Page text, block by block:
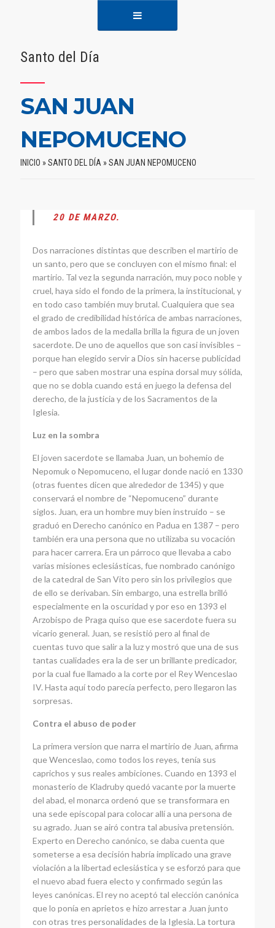
Santo del Día
SAN JUAN
NEPOMUCENO
INICIO »SANTO DEL DÍA »SAN JUAN NEPOMUCENO
20 DE MARZO.
Dos narraciones distintas que describen el martirio de
un santo, pero que se concluyen con el mismo final: el
martirio. Tal vez la segunda narración, muy poco noble y
cruel, haya sido el fondo de la primera, la institucional, y
en todo caso también muy brutal. Cualquiera que sea
el grado de credibilidad histórica de ambas narraciones,
de ambos lados de la medalla brilla la figura de un joven
sacerdote. De uno de aquellos que son casi invisibles –
porque han elegido servir a Dios sin hacerse publicidad
– pero que saben mostrar una espina dorsal muy sólida,
que no se dobla cuando está en juego la defensa del
derecho, de la justicia y de los Sacramentos de la
Iglesia.
Luz en la sombra
El joven sacerdote se llamaba Juan, un bohemio de
Nepomuk o Nepomuceno, el lugar donde nació en 1330
(otras fuentes dicen que alrededor de 1345) y que
conservará el nombre de “Nepomuceno” durante
siglos. Juan, era un hombre muy bien instruido – se
graduó en Derecho canónico en Padua en 1387 – pero
también era una persona que no utilizaba su vocación
para hacer carrera. Era un párroco que llevaba a cabo
varias misiones eclesiásticas, fue nombrado canónigo
de la catedral de San Vito pero sin los privilegios que
de ello se derivaban. Sin embargo, una estrella brilló
especialmente en la oscuridad y por eso en 1393 el
Arzobispo de Praga quiso que ese sacerdote fuera su
vicario general. Juan, se resistió pero al final de
cuentas tuvo que salir a la luz y mostró que una de sus
tantas cualidades era la de ser un brillante predicador,
por la cual fue llamado a la corte por el Rey Wenceslao
IV. Hasta aquí todo parecía perfecto, pero llegaron las
sorpresas.
Contra el abuso de poder
La primera version que narra el martirio de Juan, afirma
que Wenceslao, como todos los reyes, tenía sus
caprichos y sus reales ambiciones. Cuando en 1393 el
monasterio de Kladruby quedó vacante por la muerte
del abad, el monarca ordenó que se transformara en
una sede episcopal para colocar allí a una persona de
su agrado. Juan se airó contra tal abusiva pretensión.
Experto en Derecho canónico, se daba cuenta que
someterse a esa decisión habría implicado una grave
violación a la libertad eclesiástica y se esforzó para que
el nuevo abad fuera electo y confirmado según las
leyes canónicas. El rey no aceptó tal elección canónica
que lo ponía en aprietos e hizo arrestar a Juan junto
con otras tres personalidades de la Iglesia. La tortura